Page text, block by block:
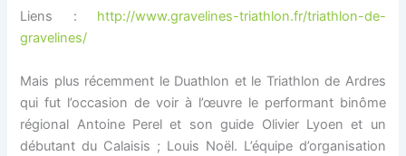
Liens : http://www.gravelines-triathlon.fr/triathlon-de-
gravelines/
Mais plus récemment le Duathlon et le Triathlon de Ardres
qui fut l’occasion de voir à l’œuvre le performant binôme
régional Antoine Perel et son guide Olivier Lyoen et un
débutant du Calaisis ; Louis Noël. L’équipe d’organisation